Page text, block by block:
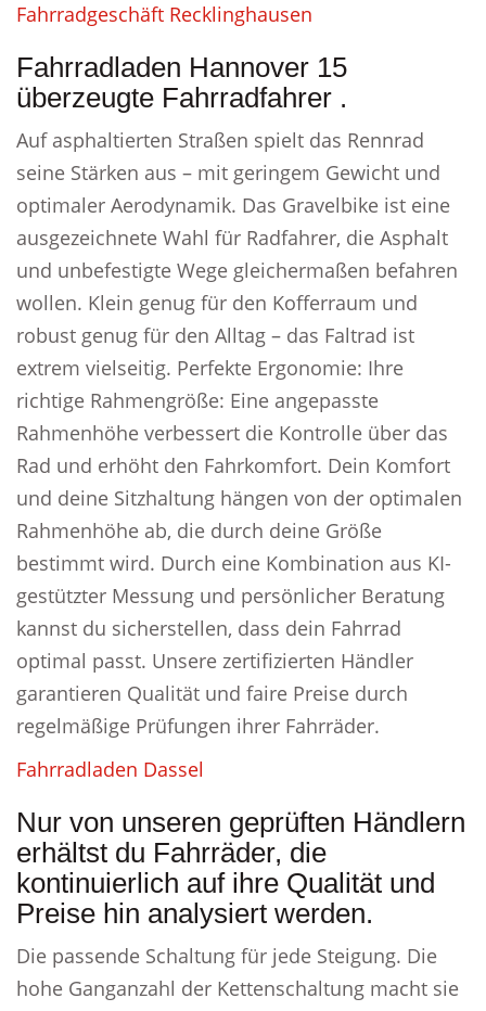
Fahrradgeschäft Recklinghausen
Fahrradladen Hannover 15
überzeugte Fahrradfahrer .
Auf asphaltierten Straßen spielt das Rennrad
seine Stärken aus – mit geringem Gewicht und
optimaler Aerodynamik. Das Gravelbike ist eine
ausgezeichnete Wahl für Radfahrer, die Asphalt
und unbefestigte Wege gleichermaßen befahren
wollen. Klein genug für den Kofferraum und
robust genug für den Alltag – das Faltrad ist
extrem vielseitig. Perfekte Ergonomie: Ihre
richtige Rahmengröße: Eine angepasste
Rahmenhöhe verbessert die Kontrolle über das
Rad und erhöht den Fahrkomfort. Dein Komfort
und deine Sitzhaltung hängen von der optimalen
Rahmenhöhe ab, die durch deine Größe
bestimmt wird. Durch eine Kombination aus KI-
gestützter Messung und persönlicher Beratung
kannst du sicherstellen, dass dein Fahrrad
optimal passt. Unsere zertifizierten Händler
garantieren Qualität und faire Preise durch
regelmäßige Prüfungen ihrer Fahrräder.
Fahrradladen Dassel
Nur von unseren geprüften Händlern
erhältst du Fahrräder, die
kontinuierlich auf ihre Qualität und
Preise hin analysiert werden.
Die passende Schaltung für jede Steigung. Die
hohe Ganganzahl der Kettenschaltung macht sie